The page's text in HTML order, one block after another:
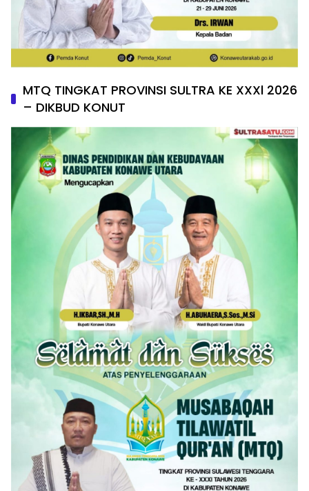
MTQ TINGKAT PROVINSI SULTRA KE XXXl 2026
– DIKBUD KONUT